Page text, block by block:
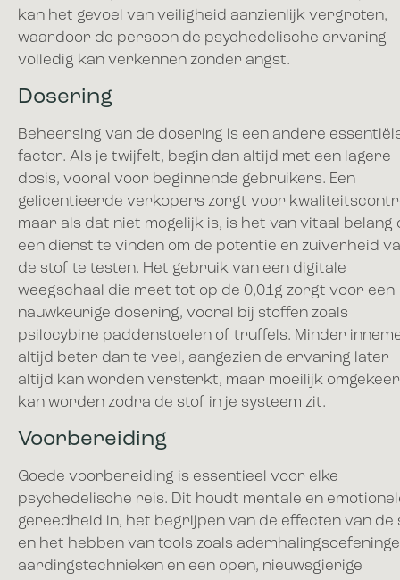
kan het gevoel van veiligheid aanzienlijk vergroten,
waardoor de persoon de psychedelische ervaring
volledig kan verkennen zonder angst.
Dosering
Beheersing van de dosering is een andere
factor. Als je twijfelt, begin dan altijd met een lagere
dosis, vooral voor beginnende gebruikers. Een
gelicentieerde verkopers zorgt voor
maar als dat niet mogelijk is, is het van vitaal belang
een dienst te vinden om de potentie en zuiverheid
de stof te testen. Het gebruik van een digitale
weegschaal die meet tot op de 0,01g zorgt voor een
nauwkeurige dosering, vooral bij stoffen zoals
psilocybine paddenstoelen of truffels. Minder
altijd beter dan te veel, aangezien de ervaring later
altijd kan worden versterkt, maar moeilijk
kan worden zodra de stof in je systeem zit.
Voorbereiding
Goede voorbereiding is essentieel voor elke
psychedelische reis. Dit houdt mentale en
gereedheid in, het begrijpen van de effecten van de
en het hebben van tools zoals
aardingstechnieken en een open, nieuwsgierige